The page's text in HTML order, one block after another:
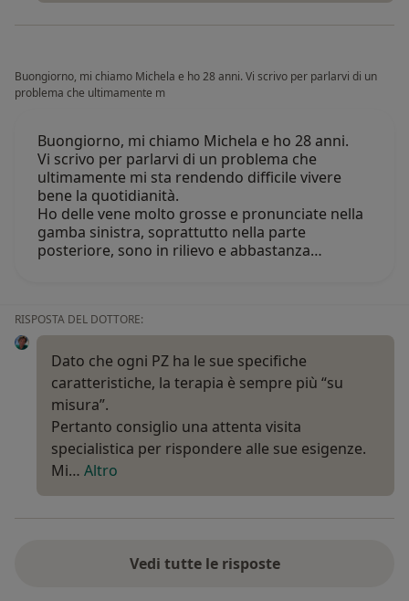
Buongiorno, mi chiamo Michela e ho 28 anni. Vi scrivo per parlarvi di un
problema che ultimamente m
Buongiorno, mi chiamo Michela e ho 28 anni.
Vi scrivo per parlarvi di un problema che
ultimamente mi sta rendendo difficile vivere
bene la quotidianità.
Ho delle vene molto grosse e pronunciate nella
gamba sinistra, soprattutto nella parte
posteriore, sono in rilievo e abbastanza…
RISPOSTA DEL DOTTORE:
Dato che ogni PZ ha le sue specifiche
caratteristiche, la terapia è sempre più “su
misura”.
Pertanto consiglio una attenta visita
specialistica per rispondere alle sue esigenze.
Mi… Altro
Vedi tutte le risposte